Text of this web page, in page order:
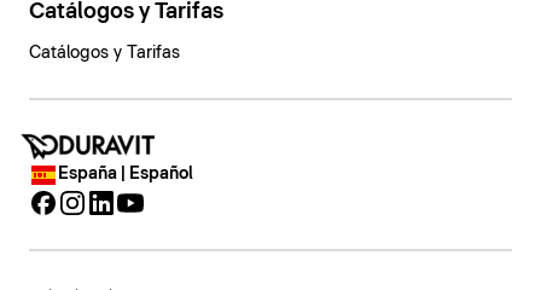
Catálogos y Tarifas
Catálogos y Tarifas
España | Español